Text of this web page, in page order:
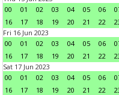
00
01 02 03 04 05 06
16
17 18 19 20 21 22
Fri 16 Jun 2023
00
01 02 03 04 05 06
16
17 18 19 20 21 22
Sat 17 Jun 2023
00
01 02 03 04 05 06
16
17 18 19 20 21 22